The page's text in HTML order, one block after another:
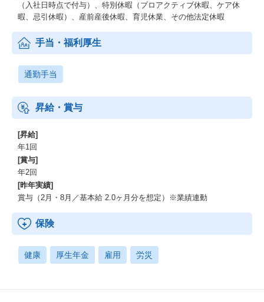
（入社日時点で付与）、特別休暇（プロアクティブ休暇、ケア休
暇、忌引休暇）、産前産後休暇、育児休業、その他法定休暇
手当・福利厚生
通勤手当
昇給・賞与
[昇給]
年1回
[賞与]
年2回
[昨年実績]
賞与（2月・8月／基本給 2.0ヶ月分を想定）※業績連動
保険
健康 厚生年金 雇用 労災